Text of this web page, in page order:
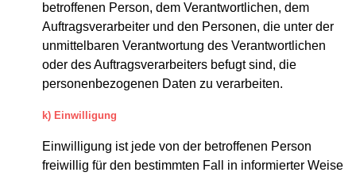
betroffenen Person, dem Verantwortlichen, dem
Auftragsverarbeiter und den Personen, die unter der
unmittelbaren Verantwortung des Verantwortlichen
oder des Auftragsverarbeiters befugt sind, die
personenbezogenen Daten zu verarbeiten.
k) Einwilligung
Einwilligung ist jede von der betroffenen Person
freiwillig für den bestimmten Fall in informierter Weise